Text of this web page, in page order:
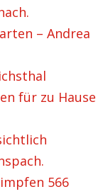
– Andrea
für zu Hause
566